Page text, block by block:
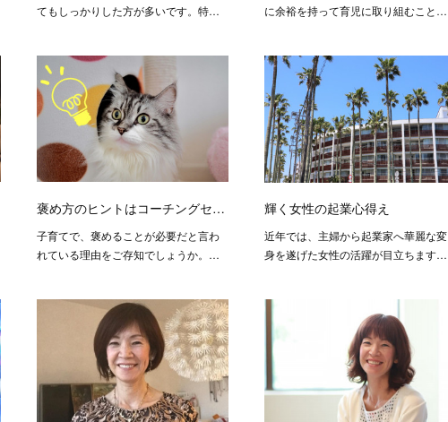
てもしっかりした方が多いです。特…
に余裕を持って育児に取り組むこと…
褒め方のヒントはコーチングセ…
子育てで、褒めることが必要だと言わ
れている理由をご存知でしょうか。…
輝く女性の起業心得え
近年では、主婦から起業家へ華麗な変
身を遂げた女性の活躍が目立ちます…